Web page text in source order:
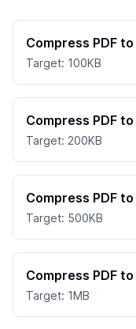
Compress PDF
Target: 100KB
Compress PDF
Target: 200KB
Compress PDF
Target: 500KB
Compress PDF to
Target: 1MB